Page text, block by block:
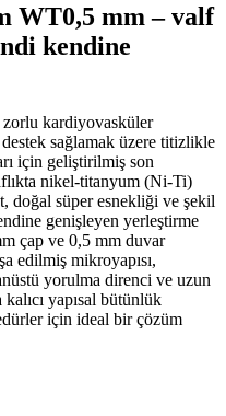
WT0,5 mm – valf
kendine
kardiyovasküler
sağlamak üzere titizlikle
için geliştirilmiş son
nikel-titanyum (Ni-Ti)
doğal süper esnekliği ve şekil
genişleyen yerleştirme
çap ve 0,5 mm duvar
edilmiş mikroyapısı,
yorulma direnci ve uzun
yapısal bütünlük
için ideal bir çözüm